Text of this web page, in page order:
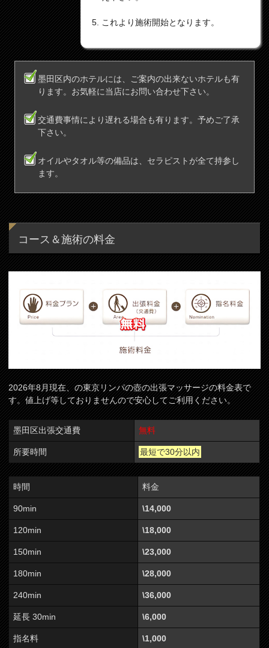
これより施術開始となります。
墨田区内のホテルには、ご案内の出来ないホテルも有
ります。お気軽に当店にお問い合わせ下さい。
交通費事情により遅れる場合も有ります。予めご了承
下さい。
オイルやタオル等の備品は、セラピストが全て持参し
ます。
コース＆施術の料金
2026年8月現在、の東京リンパの壺の出張マッサージの料金表で
す。値上げ等しておりませんので安心してご利用ください。
墨田区出張交通費 無料
所要時間 最短で30分以内
時間 料金
90min \14,000
120min \18,000
150min \23,000
180min \28,000
240min \36,000
延長 30min \6,000
指名料 \1,000